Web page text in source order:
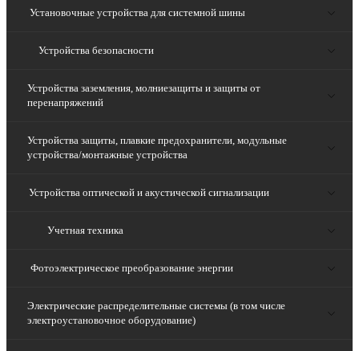
Установочные устройства для системной шины
Устройства безопасности
Устройства заземления, молниезащиты и защиты от
перенапряжений
Устройства защиты, плавкие предохранители, модульные
устройства/монтажные устройства
Устройства оптической и акустической сигнализации
Учетная техника
Фотоэлектрическое преобразование энергии
Электрические распределительные системы (в том числе
электроустановочное оборудование)